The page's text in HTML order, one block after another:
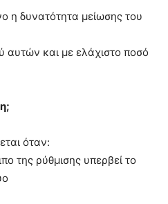
η δυνατότητα μείωσης του
και με ελάχιστο ποσό
όταν:
της ρύθμισης υπερβεί το